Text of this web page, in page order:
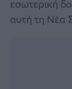
εσωτερική
αυτή τη Νέα